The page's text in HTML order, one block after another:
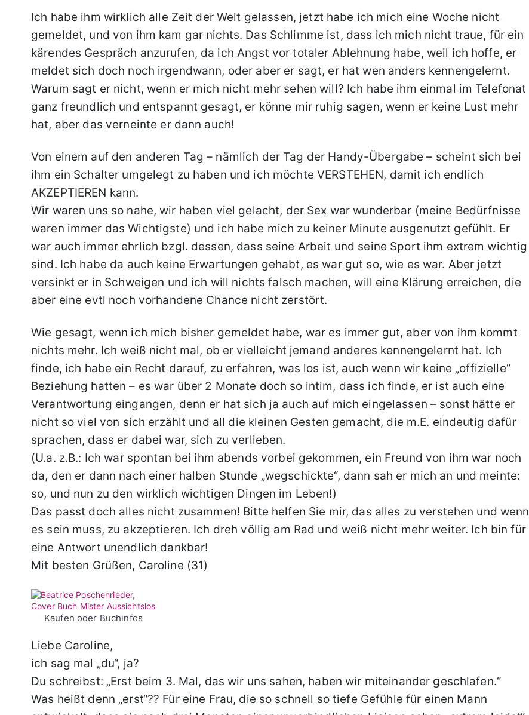
Ich habe ihm wirklich alle Zeit der Welt gelassen, jetzt habe ich mich eine Woche nicht
gemeldet, und von ihm kam gar nichts. Das Schlimme ist, dass ich mich nicht traue, für ein
kärendes Gespräch anzurufen, da ich Angst vor totaler Ablehnung habe, weil ich hoffe, er
meldet sich doch noch irgendwann, oder aber er sagt, er hat wen anders kennengelernt.
Warum sagt er nicht, wenn er mich nicht mehr sehen will? Ich habe ihm einmal im Telefonat
ganz freundlich und entspannt gesagt, er könne mir ruhig sagen, wenn er keine Lust mehr
hat, aber das verneinte er dann auch!
Von einem auf den anderen Tag – nämlich der Tag der Handy-Übergabe – scheint sich bei
ihm ein Schalter umgelegt zu haben und ich möchte VERSTEHEN, damit ich endlich
AKZEPTIEREN kann.
Wir waren uns so nahe, wir haben viel gelacht, der Sex war wunderbar (meine Bedürfnisse
waren immer das Wichtigste) und ich habe mich zu keiner Minute ausgenutzt gefühlt. Er
war auch immer ehrlich bzgl. dessen, dass seine Arbeit und seine Sport ihm extrem wichtig
sind. Ich habe da auch keine Erwartungen gehabt, es war gut so, wie es war. Aber jetzt
versinkt er in Schweigen und ich will nichts falsch machen, will eine Klärung erreichen, die
aber eine evtl noch vorhandene Chance nicht zerstört.
Wie gesagt, wenn ich mich bisher gemeldet habe, war es immer gut, aber von ihm kommt
nichts mehr. Ich weiß nicht mal, ob er vielleicht jemand anderes kennengelernt hat. Ich
finde, ich habe ein Recht darauf, zu erfahren, was los ist, auch wenn wir keine „offizielle“
Beziehung hatten – es war über 2 Monate doch so intim, dass ich finde, er ist auch eine
Verantwortung eingangen, denn er hat sich ja auch auf mich eingelassen – sonst hätte er
nicht so viel von sich erzählt und all die kleinen Gesten gemacht, die m.E. eindeutig dafür
sprachen, dass er dabei war, sich zu verlieben.
(U.a. z.B.: Ich war spontan bei ihm abends vorbei gekommen, ein Freund von ihm war noch
da, den er dann nach einer halben Stunde „wegschickte“, dann sah er mich an und meinte:
so, und nun zu den wirklich wichtigen Dingen im Leben!)
Das passt doch alles nicht zusammen! Bitte helfen Sie mir, das alles zu verstehen und wenn
es sein muss, zu akzeptieren. Ich dreh völlig am Rad und weiß nicht mehr weiter. Ich bin für
eine Antwort unendlich dankbar!
Mit besten Grüßen, Caroline (31)
Kaufen oder Buchinfos
Liebe Caroline,
ich sag mal „du“, ja?
Du schreibst: „Erst beim 3. Mal, das wir uns sahen, haben wir miteinander geschlafen.“
Was heißt denn „erst“?? Für eine Frau, die so schnell so tiefe Gefühle für einen Mann